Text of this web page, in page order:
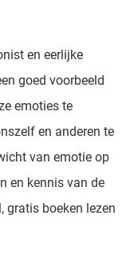
en eerlijke
goed voorbeeld
emoties te
en anderen te
van emotie op
en kennis van de
gratis boeken lezen